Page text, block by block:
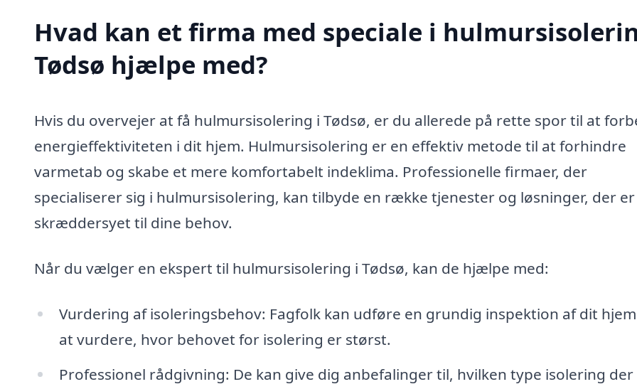
Hvad kan et firma med speciale i
Tødsø hjælpe med?
Hvis du overvejer at få hulmursisolering i Tødsø, er du allerede på rette spor til at
energieffektiviteten i dit hjem. Hulmursisolering er en effektiv metode til at forhindre
varmetab og skabe et mere komfortabelt indeklima. Professionelle firmaer, der
specialiserer sig i hulmursisolering, kan tilbyde en række tjenester og løsninger, der er
skræddersyet til dine behov.
Når du vælger en ekspert til hulmursisolering i Tødsø, kan de hjælpe med:
Vurdering af isoleringsbehov: Fagfolk kan udføre en grundig inspektion af dit
at vurdere, hvor behovet for isolering er størst.
Professionel rådgivning: De kan give dig anbefalinger til, hvilken type isolering der